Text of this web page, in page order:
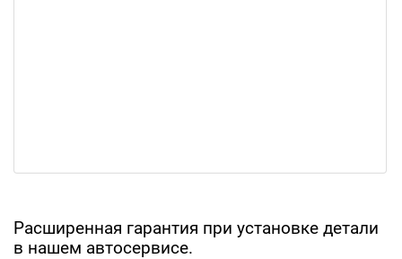
Расширенная гарантия при установке детали
в нашем автосервисе.